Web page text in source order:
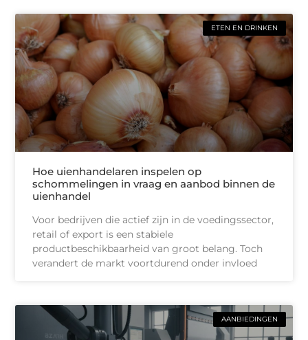
ETEN EN DRINKEN
Hoe uienhandelaren inspelen op
schommelingen in vraag en aanbod binnen de
uienhandel
Voor bedrijven die actief zijn in de voedingssector,
retail of export is een stabiele
productbeschikbaarheid van groot belang. Toch
verandert de markt voortdurend onder invloed
AANBIEDINGEN